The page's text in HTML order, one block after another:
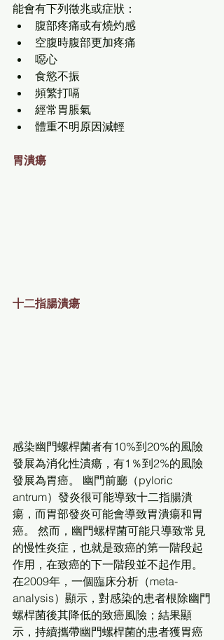
能會有下列徵兆或症狀：
腹部疼痛或有燒灼感
空腹時腹部更加疼痛
噁心
食慾不振
頻繁打嗝
經常胃脹氣
體重不明原因減輕
胃潰瘍
十二指腸潰瘍
感染幽門螺桿菌者有10%到20%的風險
發展為消化性潰瘍，有1％到2%的風險
發展為胃癌。 幽門前廳（pyloric
antrum）發炎很可能導致十二指腸潰
瘍，而胃部發炎可能會導致胃潰瘍和胃
癌。 然而，幽門螺桿菌可能只導致常見
的慢性炎症，也就是致癌的第一階段起
作用，在致癌的下一階段並不起作用。
在2009年，一個臨床分析（meta-
analysis）顯示，對感染的患者根除幽門
螺桿菌後其降低的致癌風險；結果顯
示，持續攜帶幽門螺桿菌的患者獲胃癌